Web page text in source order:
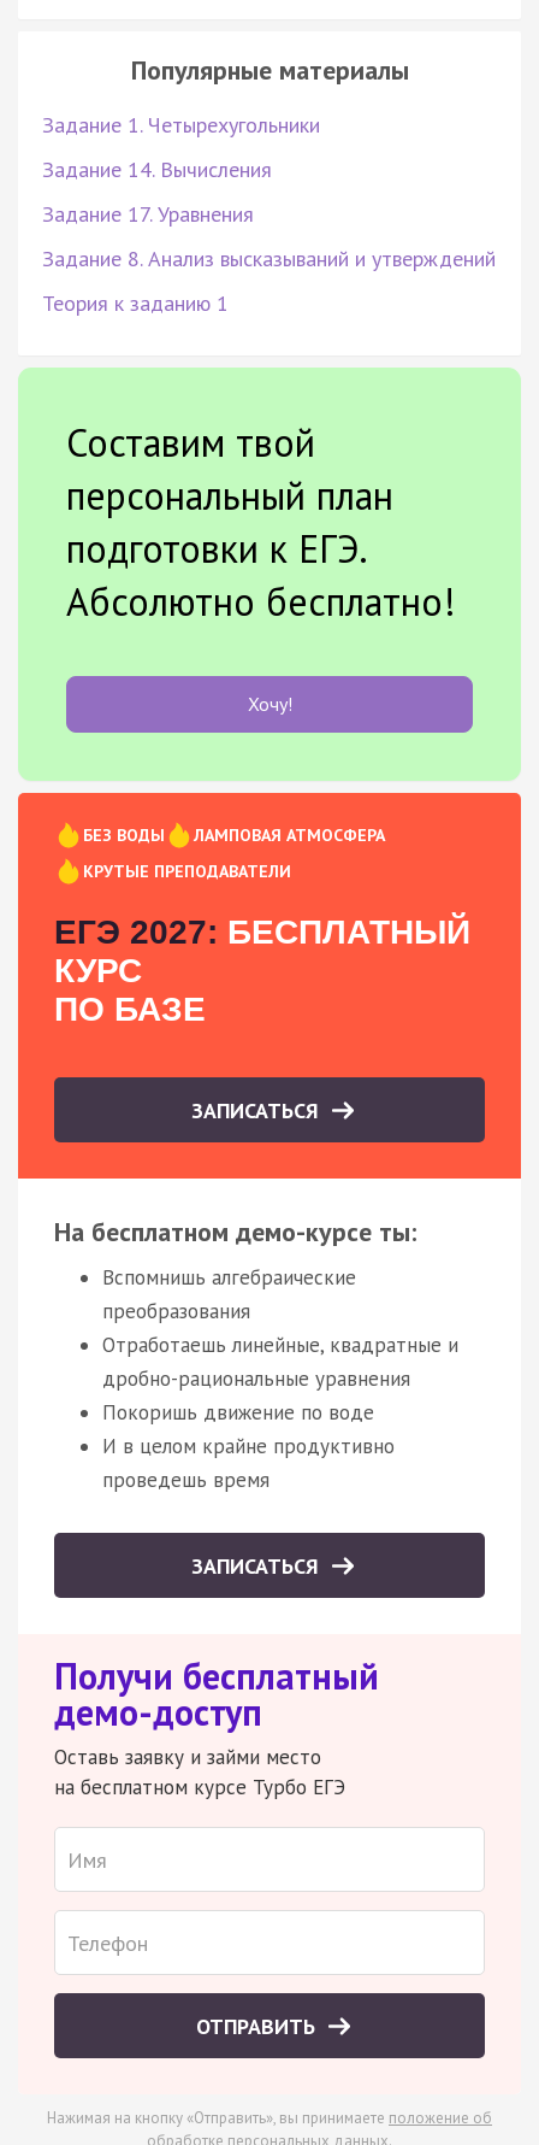
Популярные материалы
Задание 1. Четырехугольники
Задание 14. Вычисления
Задание 17. Уравнения
Задание 8. Анализ высказываний и утверждений
Теория к заданию 1
Составим твой
персональный план
подготовки к ЕГЭ.
Абсолютно бесплатно!
Хочу!
БЕЗ ВОДЫ
ЛАМПОВАЯ АТМОСФЕРА
КРУТЫЕ ПРЕПОДАВАТЕЛИ
ЕГЭ 2027: БЕСПЛАТНЫЙ
КУРС
ПО БАЗЕ
ЗАПИСАТЬСЯ
На бесплатном демо-курсе ты:
Вспомнишь алгебраические
преобразования
Отработаешь линейные, квадратные и
дробно-рациональные уравнения
Покоришь движение по воде
И в целом крайне продуктивно
проведешь время
ЗАПИСАТЬСЯ
Получи бесплатный
демо-доступ
Оставь заявку и займи место
на бесплатном курсе Турбо ЕГЭ
ОТПРАВИТЬ
Нажимая на кнопку «Отправить», вы принимаете положение об
обработке персональных данных.